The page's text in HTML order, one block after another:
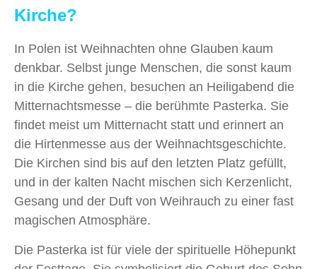
Kirche?
In Polen ist Weihnachten ohne Glauben kaum
denkbar. Selbst junge Menschen, die sonst kaum
in die Kirche gehen, besuchen an Heiligabend die
Mitternachtsmesse – die berühmte Pasterka. Sie
findet meist um Mitternacht statt und erinnert an
die Hirtenmesse aus der Weihnachtsgeschichte.
Die Kirchen sind bis auf den letzten Platz gefüllt,
und in der kalten Nacht mischen sich Kerzenlicht,
Gesang und der Duft von Weihrauch zu einer fast
magischen Atmosphäre.
Die Pasterka ist für viele der spirituelle Höhepunkt